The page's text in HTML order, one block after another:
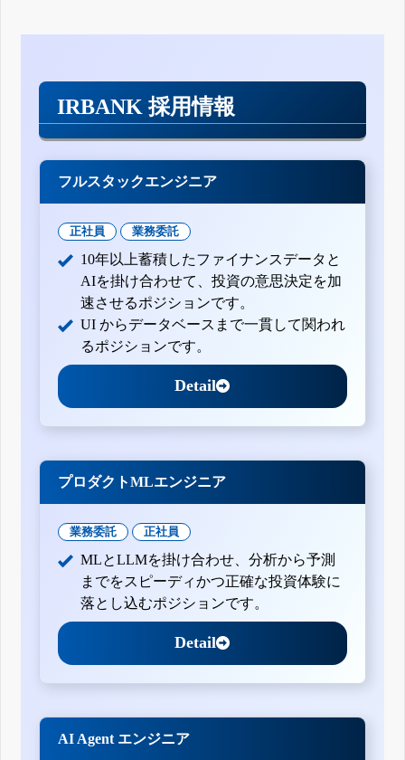
IRBANK 採用情報
フルスタックエンジニア
正社員 業務委託
10年以上蓄積したファイナンスデータと
AIを掛け合わせて、投資の意思決定を加
速させるポジションです。
UI からデータベースまで一貫して関われ
るポジションです。
Detail
プロダクトMLエンジニア
業務委託 正社員
MLとLLMを掛け合わせ、分析から予測
までをスピーディかつ正確な投資体験に
落とし込むポジションです。
Detail
AI Agent エンジニア